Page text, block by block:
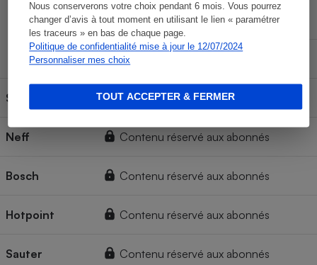
Nous conserverons votre choix pendant 6 mois. Vous pourrez
changer d’avis à tout moment en utilisant le lien « paramétrer
les traceurs » en bas de chaque page.
Politique de confidentialité mise à jour le 12/07/2024
Personnaliser mes choix
TOUT ACCEPTER & FERMER
Espérance
d'utilisation
Sans panne
Siemens Contenu réservé aux abonnés
Neff Contenu réservé aux abonnés
Bosch Contenu réservé aux abonnés
Hotpoint Contenu réservé aux abonnés
Sauter Contenu réservé aux abonnés